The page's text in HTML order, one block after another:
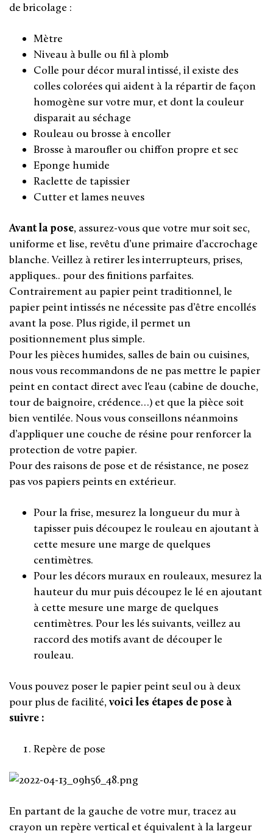
de bricolage :
Mètre
Niveau à bulle ou fil à plomb
Colle pour décor mural intissé, il existe des
colles colorées qui aident à la répartir de façon
homogène sur votre mur, et dont la couleur
disparait au séchage
Rouleau ou brosse à encoller
Brosse à maroufler ou chiffon propre et sec
Eponge humide
Raclette de tapissier
Cutter et lames neuves
Avant la pose, assurez-vous que votre mur soit sec,
uniforme et lise, revêtu d’une primaire d’accrochage
blanche. Veillez à retirer les interrupteurs, prises,
appliques.. pour des finitions parfaites.
Contrairement au papier peint traditionnel, le
papier peint intissés ne nécessite pas d’être encollés
avant la pose. Plus rigide, il permet un
positionnement plus simple.
Pour les pièces humides, salles de bain ou cuisines,
nous vous recommandons de ne pas mettre le papier
peint en contact direct avec l'eau (cabine de douche,
tour de baignoire, crédence…) et que la pièce soit
bien ventilée. Nous vous conseillons néanmoins
d’appliquer une couche de résine pour renforcer la
protection de votre papier.
Pour des raisons de pose et de résistance, ne posez
pas vos papiers peints en extérieur.
Pour la frise, mesurez la longueur du mur à
tapisser puis découpez le rouleau en ajoutant à
cette mesure une marge de quelques
centimètres.
Pour les décors muraux en rouleaux, mesurez la
hauteur du mur puis découpez le lé en ajoutant
à cette mesure une marge de quelques
centimètres. Pour les lés suivants, veillez au
raccord des motifs avant de découper le
rouleau.
Vous pouvez poser le papier peint seul ou à deux
pour plus de facilité, voici les étapes de pose à
suivre :
Repère de pose
En partant de la gauche de votre mur, tracez au
crayon un repère vertical et équivalent à la largeur